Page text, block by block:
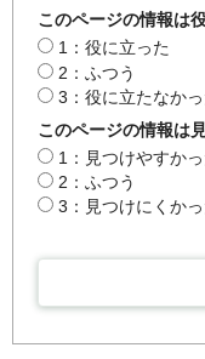
このページの情報は
1：役に立った
2：ふつう
3：役に立たなか
このページの情報は
1：見つけやすか
2：ふつう
3：見つけにくか